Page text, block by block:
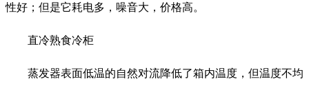
性好；但是它耗电多，噪音大，价格高。
直冷熟食冷柜
蒸发器表面低温的自然对流降低了箱内温度，但温度不均